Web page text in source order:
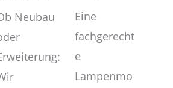
Neubau
Eine
fachgerecht
e
Lampenmo